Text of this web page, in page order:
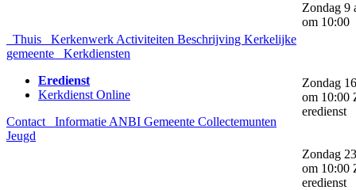
Thuis Kerkenwerk Activiteiten Beschrijving Kerkelijke
gemeente
Kerkdiensten
Eredienst
Kerkdienst Online
Contact
Informatie ANBI Gemeente Collectemunten
Jeugd
Zondag 9
om 10:00
Zondag
om 10:00
eredienst
Zondag
om 10:00
eredienst